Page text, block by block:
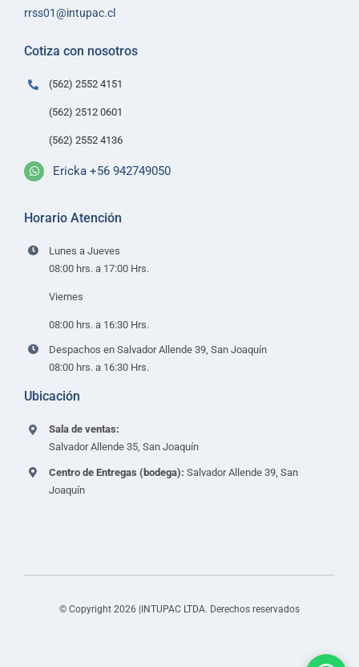
Política de Ventas
rrss01@intupac.cl
Cotiza con nosotros
(562) 2552 4151
(562) 2512 0601
(562) 2552 4136
Ericka +56 942749050
Horario Atención
Lunes a Jueves
08:00 hrs. a 17:00 Hrs.
Viernes
08:00 hrs. a 16:30 Hrs.
Despachos en Salvador Allende 39, San Joaquín
08:00 hrs. a 16:30 Hrs.
Ubicación
Sala de ventas:
Salvador Allende 35, San Joaquín
Centro de Entregas (bodega): Salvador Allende 39, San
Joaquín
© Copyright 2026 |INTUPAC LTDA. Derechos reservados